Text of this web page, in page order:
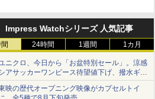
Impress Watchシリーズ 人気記事
24時間 1週間 1カ月
ニクロ、今日から「お盆特別セール」。涼感
アサッカーワンピース待望値下げ、撥水ギア
ョーツは1990円に
映の歴代オープニング映像がカプセルトイ